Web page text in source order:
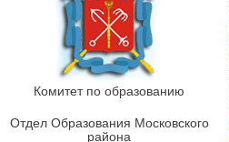
Комитет по образованию
Отдел Образования Московского
района